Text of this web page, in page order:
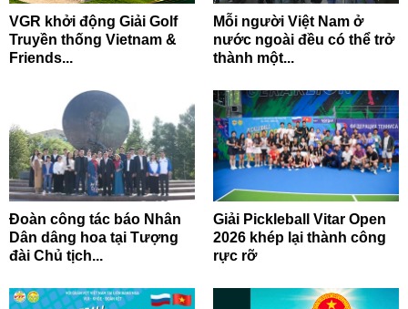
VGR khởi động Giải Golf
Truyền thống Vietnam &
Friends...
Mỗi người Việt Nam ở
nước ngoài đều có thể trở
thành một...
Đoàn công tác báo Nhân
Dân dâng hoa tại Tượng
đài Chủ tịch...
Giải Pickleball Vitar Open
2026 khép lại thành công
rực rỡ